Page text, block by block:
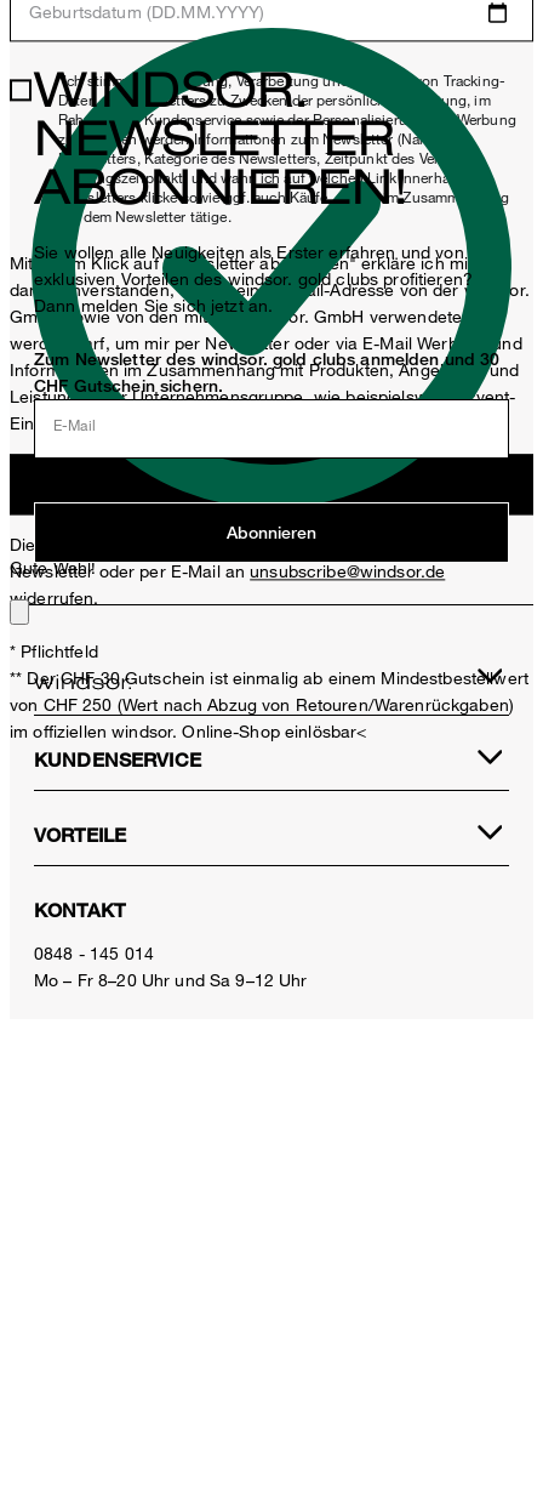
CHF 189.00
inkl. MwSt
Grösse auswählen
Geburtsdatum (DD.MM.YYYY)
*Ich stimme der Erhebung, Verarbeitung und Nutzung von Tracking-
Daten des Newsletters zu Zwecken der persönlichen Beratung, im
Rahmen des Kundenservice sowie der Personalisierung von Werbung
zu. Erhoben werden Informationen zum Newsletter (Name des
Newsletters, Kategorie des Newsletters, Zeitpunkt des Versands,
Öffnungszeitpunkt) und wann ich auf welchen Link innerhalb des
Newsletters klicke sowie ggf. auch Käufe, die ich im Zusammenhang
mit dem Newsletter tätige.
Mit einem Klick auf „Newsletter abonnieren" erkläre ich mich
damit einverstanden, dass meine E-Mail-Adresse von der windsor.
GmbH sowie von den mit der windsor. GmbH verwendeten
werden darf, um mir per Newsletter oder via E-Mail Werbung und
Informationen im Zusammenhang mit Produkten, Angeboten und
Leistungen der Unternehmensgruppe, wie beispielsweise Event-
Einladungen, Aktionen, Produkt-Promotions zuzusenden.
Diese Einwilligung kann ich jederzeit durch den Abmeldelink im
Newsletter oder per E-Mail anunsubscribe@windsor.de
widerrufen.
* Pflichtfeld
** Der CHF 30 Gutschein ist einmalig ab einem Mindestbestellwert
von CHF 250 (Wert nach Abzug von Retouren/Warenrückgaben)
im offiziellen windsor. Online-Shop einlösbar<
Gute Wahl!
WINDSOR.
NEWSLETTER
ABONNIEREN!
E-Mail
Zum Newsletter des windsor. gold clubs anmelden und 30
CHF Gutschein sichern.
Sie wollen alle Neuigkeiten als Erster erfahren und von
exklusiven Vorteilen des windsor. gold clubs profitieren?
Dann melden Sie sich jetzt an.
Abonnieren
KUNDENSERVICE
VORTEILE
KONTAKT
0848 - 145 014
Mo – Fr 8–20 Uhr und Sa 9–12 Uhr